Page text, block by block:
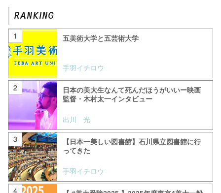
五美術大学と五芸術大学
手羽イチロウ
日本の美大生なんて死んだほうがいいー映画
監督・木村太一インタビュー
出川 光
【日本一美しい図書館】石川県立図書館に行
ってきた
手羽イチロウ